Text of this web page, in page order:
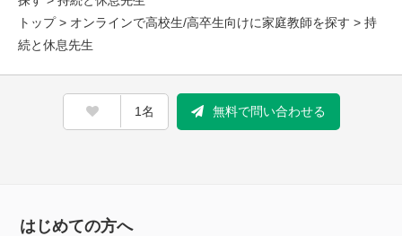
トップ> オンラインで高校生/高卒生向けに家庭教師を探す > 持
続と休息先生
1名 無料で問い合わせる
はじめての方へ